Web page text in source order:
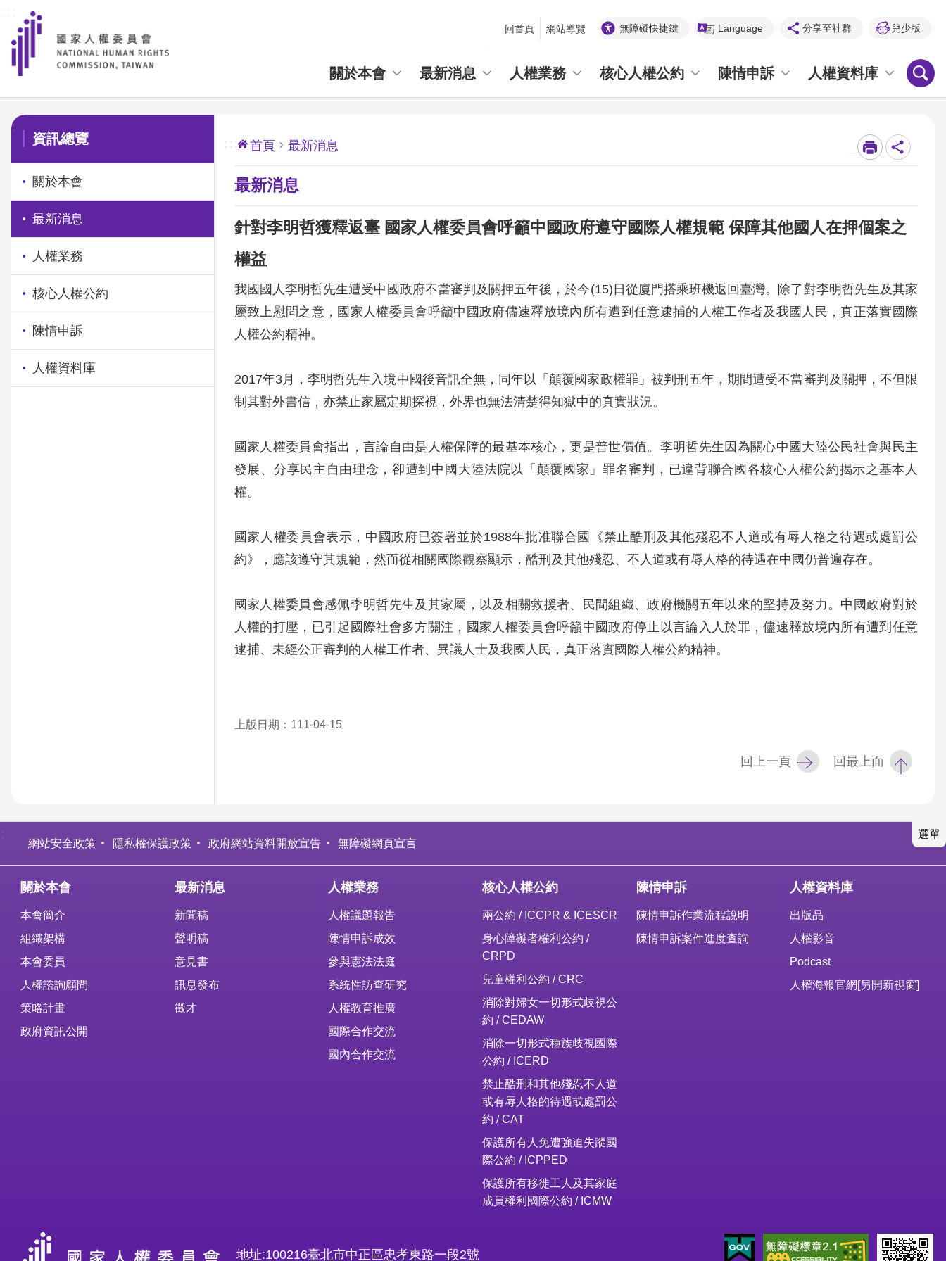
前往主要內容區塊
回首頁 網站導覽 無障礙快捷鍵 Language 分享至社群 兒少版
關於本會 最新消息 人權業務 核心人權公約 陳情申訴 人權資料庫
:::
資訊總覽
關於本會
最新消息
人權業務
核心人權公約
陳情申訴
人權資料庫
::: 首頁 最新消息
最新消息
針對李明哲獲釋返臺 國家人權委員會呼籲中國政府遵守國際人權規範 保障其他國人在押個案之
權益
我國國人李明哲先生遭受中國政府不當審判及關押五年後，於今(15)日從廈門搭乘班機返回臺灣。除了對李明哲先生及其家
屬致上慰問之意，國家人權委員會呼籲中國政府儘速釋放境內所有遭到任意逮捕的人權工作者及我國人民，真正落實國際
人權公約精神。
2017年3月，李明哲先生入境中國後音訊全無，同年以「顛覆國家政權罪」被判刑五年，期間遭受不當審判及關押，不但限
制其對外書信，亦禁止家屬定期探視，外界也無法清楚得知獄中的真實狀況。
國家人權委員會指出，言論自由是人權保障的最基本核心，更是普世價值。李明哲先生因為關心中國大陸公民社會與民主
發展、分享民主自由理念，卻遭到中國大陸法院以「顛覆國家」罪名審判，已違背聯合國各核心人權公約揭示之基本人
權。
國家人權委員會表示，中國政府已簽署並於1988年批准聯合國《禁止酷刑及其他殘忍不人道或有辱人格之待遇或處罰公
約》，應該遵守其規範，然而從相關國際觀察顯示，酷刑及其他殘忍、不人道或有辱人格的待遇在中國仍普遍存在。
國家人權委員會感佩李明哲先生及其家屬，以及相關救援者、民間組織、政府機關五年以來的堅持及努力。中國政府對於
人權的打壓，已引起國際社會多方關注，國家人權委員會呼籲中國政府停止以言論入人於罪，儘速釋放境內所有遭到任意
逮捕、未經公正審判的人權工作者、異議人士及我國人民，真正落實國際人權公約精神。
上版日期：111-04-15
回上一頁 回最上面
選單
網站安全政策 隱私權保護政策 政府網站資料開放宣告 無障礙網頁宣言
關於本會
本會簡介
組織架構
本會委員
人權諮詢顧問
策略計畫
政府資訊公開
最新消息
新聞稿
聲明稿
意見書
訊息發布
徵才
人權業務
人權議題報告
陳情申訴成效
參與憲法法庭
系統性訪查研究
人權教育推廣
國際合作交流
國內合作交流
核心人權公約
兩公約 / ICCPR & ICESCR
身心障礙者權利公約 /
CRPD
兒童權利公約 / CRC
消除對婦女一切形式歧視公
約 / CEDAW
消除一切形式種族歧視國際
公約 / ICERD
禁止酷刑和其他殘忍不人道
或有辱人格的待遇或處罰公
約 / CAT
保護所有人免遭強迫失蹤國
際公約 / ICPPED
保護所有移徙工人及其家庭
成員權利國際公約 / ICMW
陳情申訴
陳情申訴作業流程說明
陳情申訴案件進度查詢
人權資料庫
出版品
人權影音
Podcast
人權海報官網[另開新視窗]
地址:100216臺北市中正區忠孝東路一段2號